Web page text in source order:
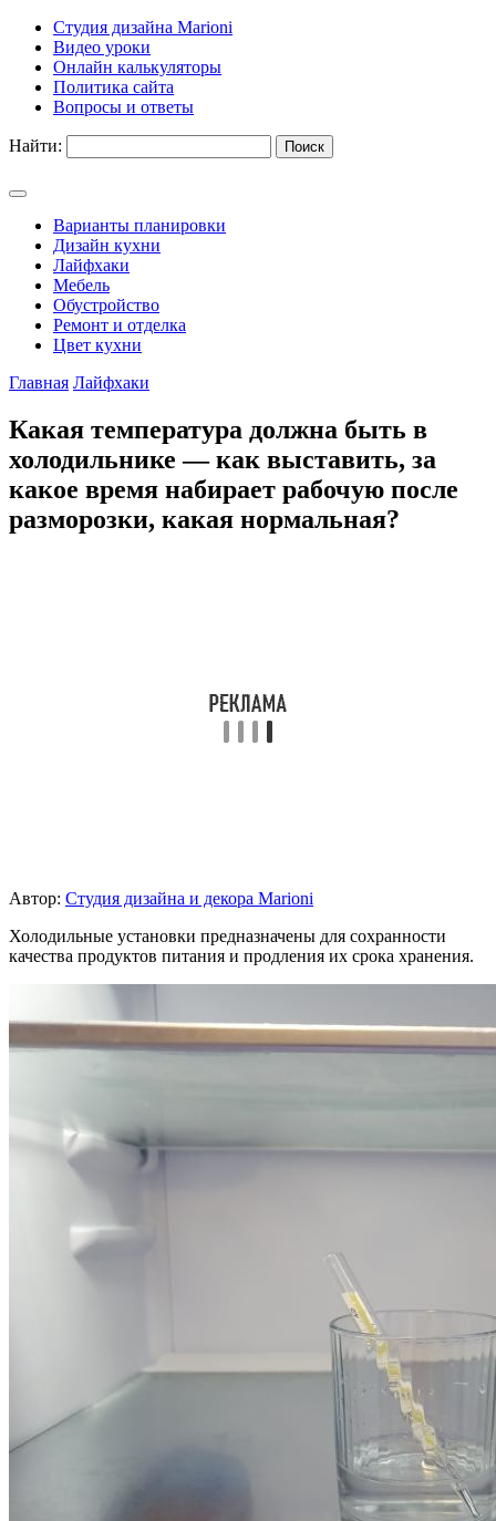
Студия дизайна Marioni
Видео уроки
Онлайн калькуляторы
Политика сайта
Вопросы и ответы
Найти:
Варианты планировки
Дизайн кухни
Лайфхаки
Мебель
Обустройство
Ремонт и отделка
Цвет кухни
Главная Лайфхаки
Какая температура должна быть в
холодильнике — как выставить, за
какое время набирает рабочую после
разморозки, какая нормальная?
Автор: Студия дизайна и декора Marioni
Холодильные установки предназначены для сохранности
качества продуктов питания и продления их срока хранения.